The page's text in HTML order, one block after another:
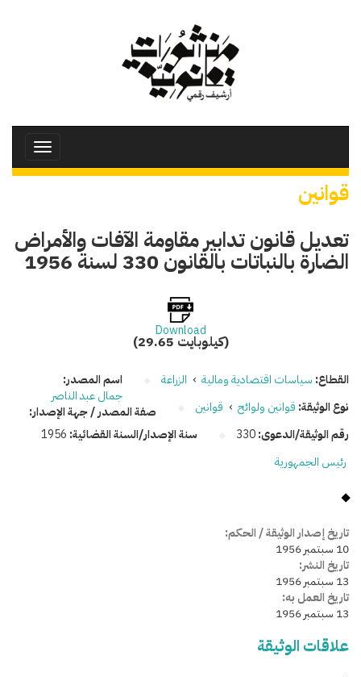
Toggle
قوانين
تعديل قانون تدابير مقاومة الآفات والأمراض
الضارة بالنباتات بالقانون 330 لسنة 1956
Download
(29.65 كيلوبايت)
القطاع: سياسات اقتصادية ومالية › الزراعة
نوع الوثيقة: قوانين ولوائح › قوانين
رقم الوثيقة/الدعوى:330 سنة الإصدار/السنة القضائية: 1956
اسم المصدر:
جمال عبد الناصر
صفة المصدر / جهة الإصدار:
رئيس الجمهورية
تاريخ إصدار الوثيقة / الحكم:
10 سبتمبر 1956
تاريخ النشر:
13 سبتمبر 1956
تاريخ العمل به:
13 سبتمبر 1956
علاقات الوثيقة